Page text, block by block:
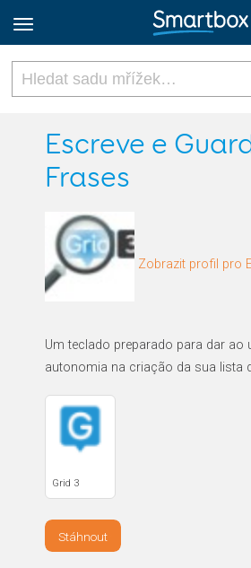
Online
Zaregistrovat
Escreve e
Frases
Zobrazit profil pro
Um teclado preparado para dar ao
autonomia na criação da sua lista
Grid 3
Stáhnout